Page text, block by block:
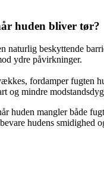
huden bliver tør?
naturlig beskyttende
ydre påvirkninger.
fordamper fugten
og mindre
huden mangler både
hudens smidighed